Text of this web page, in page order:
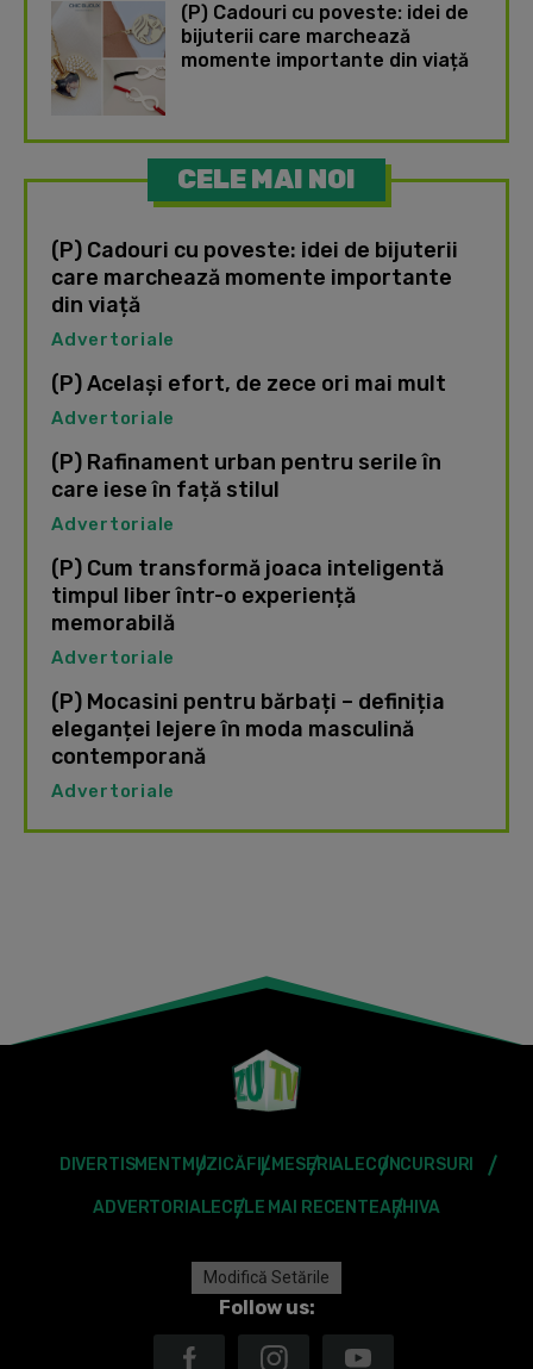
(P) Cadouri cu poveste: idei de
bijuterii care marchează
momente importante din viață
CELE MAI NOI
(P) Cadouri cu poveste: idei de bijuterii
care marchează momente importante
din viață
Advertoriale
(P) Același efort, de zece ori mai mult
Advertoriale
(P) Rafinament urban pentru serile în
care iese în față stilul
Advertoriale
(P) Cum transformă joaca inteligentă
timpul liber într-o experiență
memorabilă
Advertoriale
(P) Mocasini pentru bărbați – definiția
eleganței lejere în moda masculină
contemporană
Advertoriale
DIVERTISMENT MUZICĂFILMESERIALECONCURSURI
ADVERTORIALECELE MAI RECENTEARHIVA
Modifică Setările
Follow us: